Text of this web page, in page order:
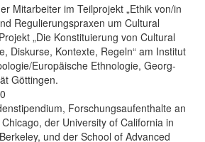
Mitarbeiter im Teilprojekt „Ethik von/in
Regulierungspraxen um Cultural
„Die Konstituierung von Cultural
Diskurse, Kontexte, Regeln“ am Institut
Europäische Ethnologie, Georg-
Göttingen.
Forschungsaufenthalte an
der University of California in
und der School of Advanced